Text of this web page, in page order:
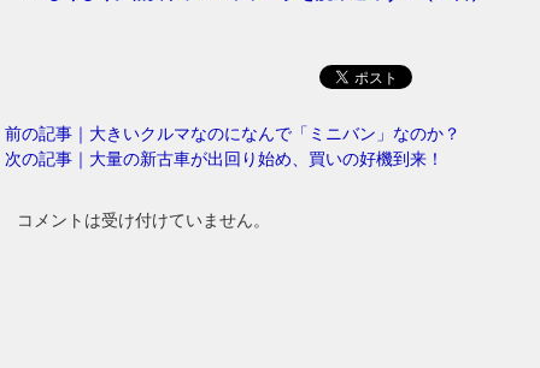
前の記事｜大きいクルマなのになんで「ミニバン」なのか？
次の記事｜大量の新古車が出回り始め、買いの好機到来！
コメントは受け付けていません。